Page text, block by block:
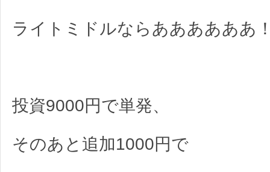
ライトミドルならああああああ
投資9000円で単発、
そのあと追加1000円で